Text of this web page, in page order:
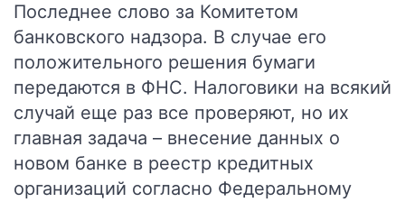
Последнее слово за Комитетом
банковского надзора. В случае его
положительного решения бумаги
передаются в ФНС. Налоговики на всякий
случай еще раз все проверяют, но их
главная задача – внесение данных о
новом банке в реестр кредитных
организаций согласно Федеральному